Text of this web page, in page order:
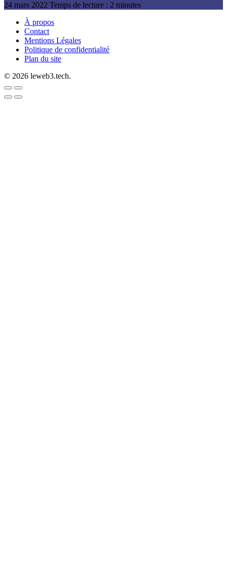
24 mars 2022 Temps de lecture : 2 minutes
À propos
Contact
Mentions Légales
Politique de confidentialité
Plan du site
© 2026 leweb3.tech.